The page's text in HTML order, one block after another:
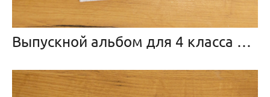
Выпускной альбом для 4 класса «Классный»